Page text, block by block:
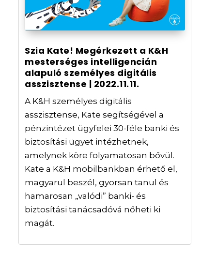
Szia Kate! Megérkezett a K&H
mesterséges intelligencián
alapuló személyes digitális
asszisztense | 2022.11.11.
A K&H személyes digitális
asszisztense, Kate segítségével a
pénzintézet ügyfelei 30-féle banki és
biztosítási ügyet intézhetnek,
amelynek köre folyamatosan bővül.
Kate a K&H mobilbankban érhető el,
magyarul beszél, gyorsan tanul és
hamarosan „valódi” banki- és
biztosítási tanácsadóvá nőheti ki
magát.